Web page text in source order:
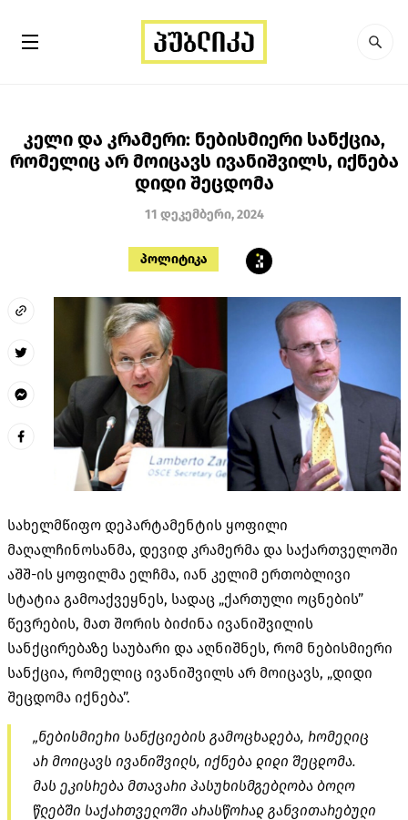
კელი და კრამერი: ნებისმიერი სანქცია,
რომელიც არ მოიცავს ივანიშვილს, იქნება
დიდი შეცდომა
11 დეკემბერი, 2024
პოლიტიკა
სახელმწიფო დეპარტამენტის ყოფილი
მაღალჩინოსანმა, დევიდ კრამერმა და საქართველოში
აშშ-ის ყოფილმა ელჩმა, იან კელიმ ერთობლივი
სტატია გამოაქვეყნეს, სადაც „ქართული ოცნების”
წევრების, მათ შორის ბიძინა ივანიშვილის
სანქცირებაზე საუბარი და აღნიშნეს, რომ ნებისმიერი
სანქცია, რომელიც ივანიშვილს არ მოიცავს, „დიდი
შეცდომა იქნება”.
„ნებისმიერი სანქციების გამოცხადება, რომელიც
არ მოიცავს ივანიშვილს, იქნება დიდი შეცდომა.
მას ეკისრება მთავარი პასუხისმგებლობა ბოლო
წლებში საქართველოში არასწორად განვითარებული